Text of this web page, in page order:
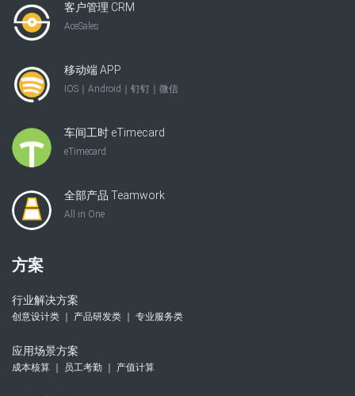
客户管理 CRM
AceSales
移动端 APP
IOS｜Android｜钉钉｜微信
车间工时 eTimecard
eTimecard
全部产品 Teamwork
All in One
方案
行业解决方案
创意设计类 ｜ 产品研发类 ｜ 专业服务类
应用场景方案
成本核算 ｜ 员工考勤 ｜ 产值计算